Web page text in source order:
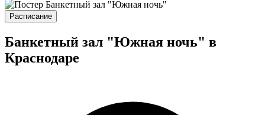
Расписание
Банкетный зал "Южная ночь" в
Краснодаре